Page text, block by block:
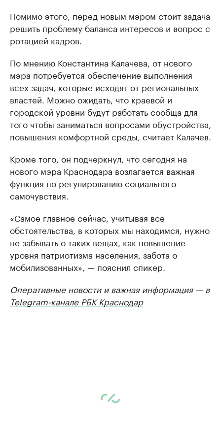
Помимо этого, перед новым мэром стоит задача
решить проблему баланса интересов и вопрос с
ротацией кадров.
По мнению Константина Калачева, от нового
мэра потребуется обеспечение выполнения
всех задач, которые исходят от региональных
властей. Можно ожидать, что краевой и
городской уровни будут работать сообща для
того чтобы заниматься вопросами обустройства,
повышения комфортной среды, считает Калачев.
Кроме того, он подчеркнул, что сегодня на
нового мэра Краснодара возлагается важная
функция по регулированию социального
самочувствия.
«Самое главное сейчас, учитывая все
обстоятельства, в которых мы находимся, нужно
не забывать о таких вещах, как повышение
уровня патриотизма населения, забота о
мобилизованных», — пояснил спикер.
Оперативные новости и важная информация — в
Telegram-канале РБК Краснодар